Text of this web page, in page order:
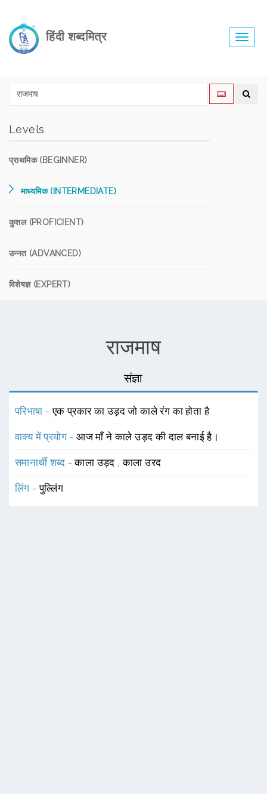
हिंदी शब्दमित्र
Levels
प्राथमिक (BEGINNER)
माध्यमिक (INTERMEDIATE)
कुशल (PROFICIENT)
उन्नत (ADVANCED)
विशेषज्ञ (EXPERT)
राजमाष
संज्ञा
परिभाषा -एक प्रकार का उड़द जो काले रंग का होता है
वाक्य में प्रयोग -आज माँ ने काले उड़द की दाल बनाई है।
समानार्थी शब्द -काला उड़द ,काला उरद
लिंग -पुल्लिंग